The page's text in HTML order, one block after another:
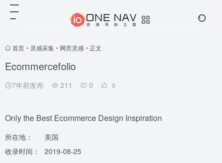
首页 • 灵感采集 • 网页灵感 • 正文
Ecommercefolio
7年前发布 211 0 0
Only the Best Ecommerce Design Inspiration
所在地：
美国
收录时间：
2019-08-25